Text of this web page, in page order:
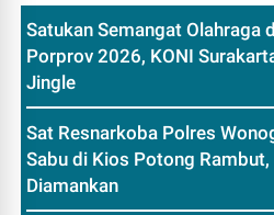
Satukan Semangat Olahraga
Porprov 2026, KONI
Jingle
Sat Resnarkoba Polres
Sabu di Kios Potong Rambut,
Diamankan